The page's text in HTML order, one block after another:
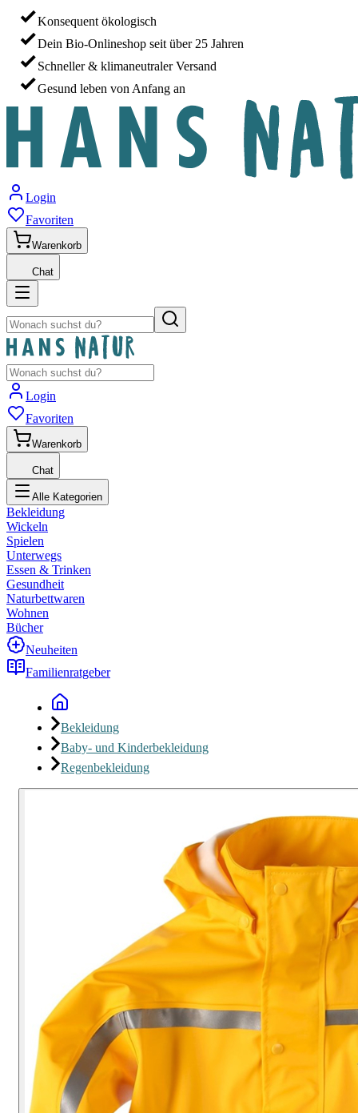
Konsequent ökologisch
Dein Bio-Onlineshop seit über 25 Jahren
Schneller & klimaneutraler Versand
Gesund leben von Anfang an
Login
Favoriten
Warenkorb
Chat
Login
Favoriten
Warenkorb
Chat
Alle Kategorien
Bekleidung
Wickeln
Spielen
Unterwegs
Essen & Trinken
Gesundheit
Naturbettwaren
Wohnen
Bücher
Neuheiten
Familienratgeber
Bekleidung
Baby- und Kinderbekleidung
Regenbekleidung